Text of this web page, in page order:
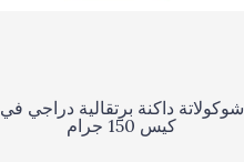
شوكولاتة داكنة برتقالية دراجي في
كيس 150 جرام